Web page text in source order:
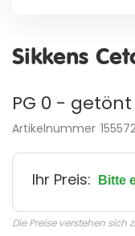
der
Sikkens
PG 0 -
Artikelnummer
Ihr Preis: Bitte
Die Preise verstehen sich